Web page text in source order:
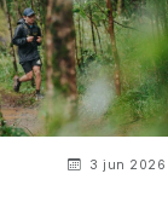
3 jun 2026